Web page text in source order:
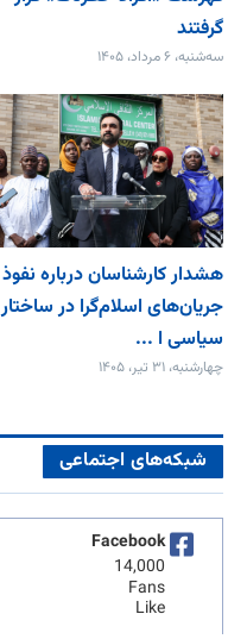
گرفتند
سه‌شنبه، ۶ مرداد، ۱۴۰۵
هشدار کارشناسان درباره نفوذ
جریان‌های اسلام‌گرا در ساختار
سیاسی ا ...
چهارشنبه، ۳۱ تیر، ۱۴۰۵
شبکه‌های اجتماعی
Facebook
14,000
Fans
Like